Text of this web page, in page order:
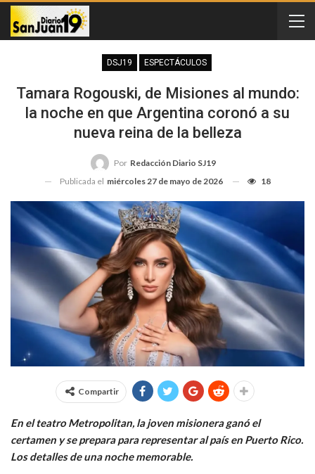
DSJ19 ESPECTÁCULOS
Tamara Rogouski, de Misiones al mundo:
la noche en que Argentina coronó a su
nueva reina de la belleza
Por Redacción Diario SJ19
Publicada el miércoles 27 de mayo de 2026 18
Compartir
En el teatro Metropolitan, la joven misionera ganó el
certamen y se prepara para representar al país en Puerto Rico.
Los detalles de una noche memorable.